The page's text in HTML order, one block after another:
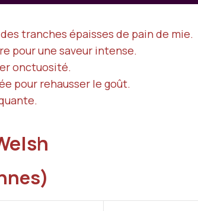
tranches épaisses de pain de mie.
pour une saveur intense.
onctuosité.
pour rehausser le goût.